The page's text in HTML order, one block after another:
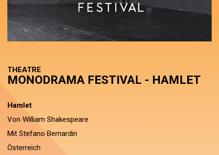
THEATRE
MONODRAMA FESTIVAL - HAMLET
Hamlet
Von William Shakespeare
Mit Stefano Bernardin
Österreich